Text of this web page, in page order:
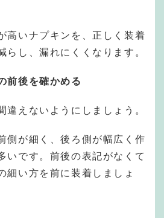
高いナプキンを、正しく装着
らし、漏れにくくなります。
前後を確かめる
違えないようにしましょう。
側が細く、後ろ側が幅広く作
いです。前後の表記がなくて
細い方を前に装着しましょ